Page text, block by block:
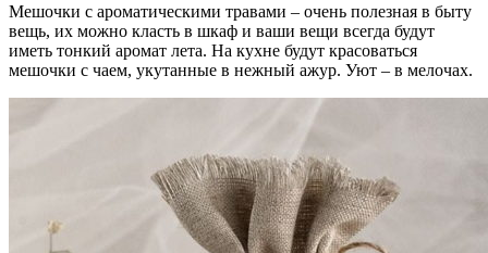
Мешочки с ароматическими травами – очень полезная в быту
вещь, их можно класть в шкаф и ваши вещи всегда будут
иметь тонкий аромат лета. На кухне будут красоваться
мешочки с чаем, укутанные в нежный ажур. Уют – в мелочах.